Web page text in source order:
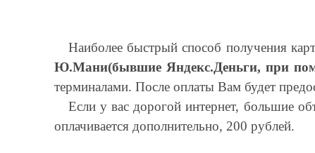
Наиболее быстрый способ получения
Ю.Мани(бывшие Яндекс.Деньги, при
терминалами. После оплаты Вам будет
Если у вас дорогой интернет, большие
оплачивается дополнительно, 200 рублей.